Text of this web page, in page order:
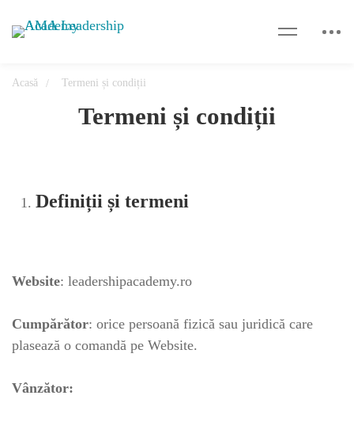
Acasă Termeni și condiții
Termeni și condiții
Definiții și termeni
Website: leadershipacademy.ro
Cumpărător: orice persoană fizică sau juridică care
plasează o comandă pe Website.
Vânzător: